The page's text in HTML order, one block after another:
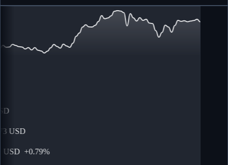
USD
+ 0.79%